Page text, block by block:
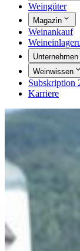
Weingüter
Magazin
Weinankauf
Unternehmen
Weinwissen
Subskription
Karriere